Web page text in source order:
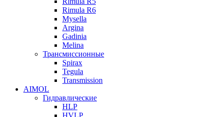
Rimula R6
Mysella
Argina
Gadinia
Melina
Трансмиссионные
Spirax
Tegula
Transmission
AIMOL
Гидравлические
HLP
HVLP